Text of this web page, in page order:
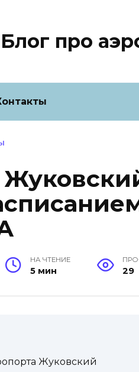
Блог про
НА ЧТЕНИЕ
5 мин 29
Жуковский